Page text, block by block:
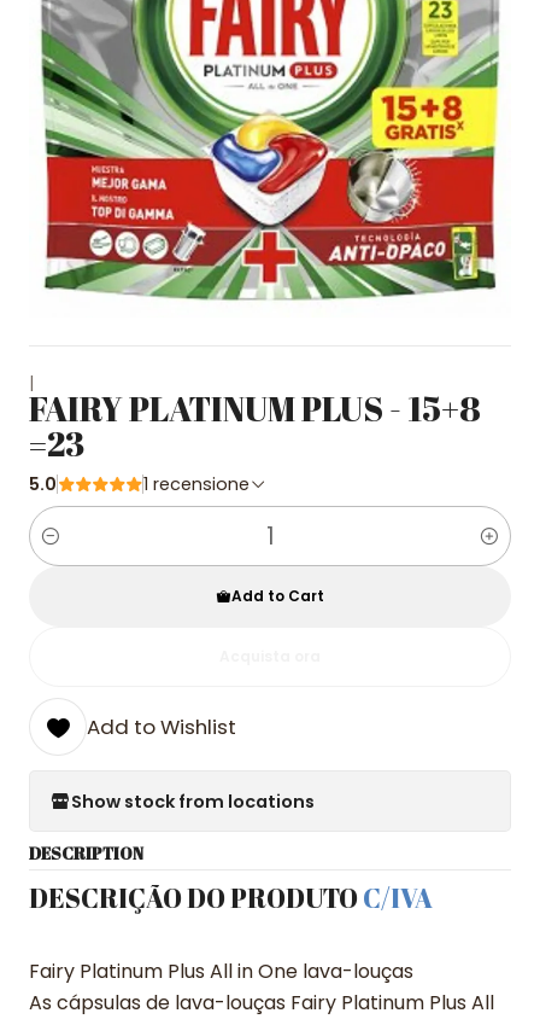
|
FAIRY PLATINUM PLUS - 15+8
=23
5.0 1 recensione
Quantity
Add to Cart
Add to Wishlist
Show stock from locations
DESCRIPTION
DESCRIÇÃO DO PRODUTOC/IVA
Fairy Platinum Plus All in One lava-louças
As cápsulas de lava-louças Fairy Platinum Plus All